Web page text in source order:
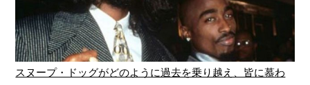
スヌープ・ドッグがどのように過去を乗り越え、皆に慕わ